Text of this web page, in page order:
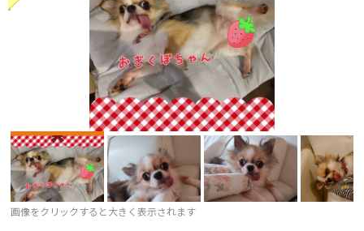
画像をクリックすると大きく表示されます